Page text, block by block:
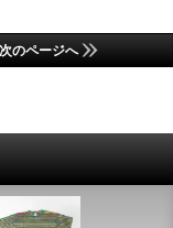
次のページへ